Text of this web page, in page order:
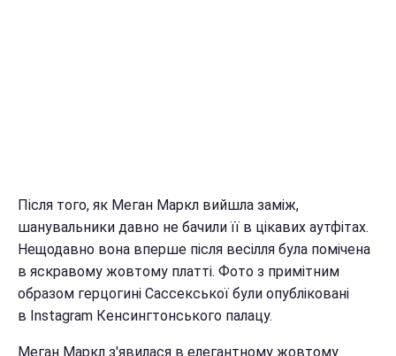
Після того, як Меган Маркл вийшла заміж,
шанувальники давно не бачили її в цікавих аутфітах.
Нещодавно вона вперше після весілля була помічена
в яскравому жовтому платті. Фото з примітним
образом герцогині Сассекської були опубліковані
в Instagram Кенсингтонського палацу.
Меган Маркл з'явилася в елегантному жовтому